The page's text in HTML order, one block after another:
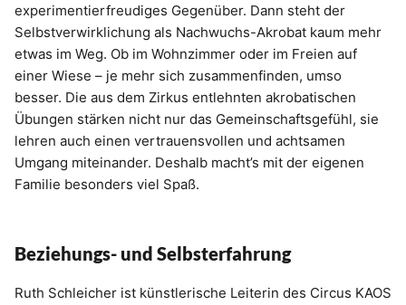
experimentierfreudiges Gegenüber. Dann steht der
Selbstverwirklichung als Nachwuchs-Akrobat kaum mehr
etwas im Weg. Ob im Wohnzimmer oder im Freien auf
einer Wiese – je mehr sich zusammenfinden, umso
besser. Die aus dem Zirkus entlehnten akrobatischen
Übungen stärken nicht nur das Gemeinschaftsgefühl, sie
lehren auch einen vertrauensvollen und achtsamen
Umgang miteinander. Deshalb macht’s mit der eigenen
Familie besonders viel Spaß.
Beziehungs- und Selbsterfahrung
Ruth Schleicher ist künstlerische Leiterin des Circus KAOS